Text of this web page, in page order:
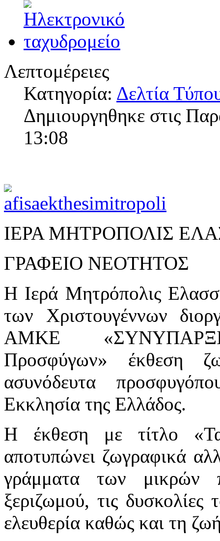
Λεπτομέρειες
Κατηγορία: Δελτία
Δημιουργηθηκε στις
13:08
ΙΕΡΑ ΜΗΤΡΟΠΟΛΙΣ
ΓΡΑΦΕΙΟ ΝΕΟΤΗΤΟΣ
Η Ιερά Μητρόπολις
των Χριστουγέννων
ΑΜΚΕ
Προσφύγων» έκθεση
ασυνόδευτα
Εκκλησία της Ελλάδος.
Η έκθεση με τίτλο
αποτυπώνει ζωγραφικά
γράμματα των μικρών
ξεριζωμού, τις δυσκολίες
ελευθερία καθώς και τη